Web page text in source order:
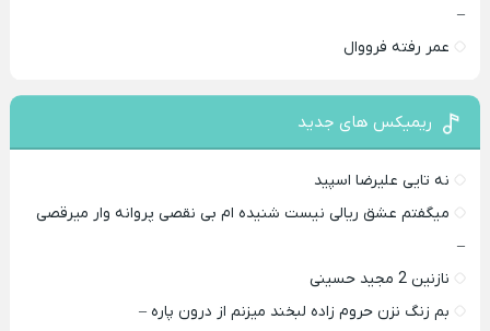
–
عمر رفته فرووال
ریمیکس های جدید
نه تایی علیرضا اسپید
میگفتم عشق ریالی نیست شنیده ام بی نقصی پروانه وار میرقصی
–
نازنین 2 مجید حسینی
بم زنگ نزن حروم زاده لبخند میزنم از درون پاره –